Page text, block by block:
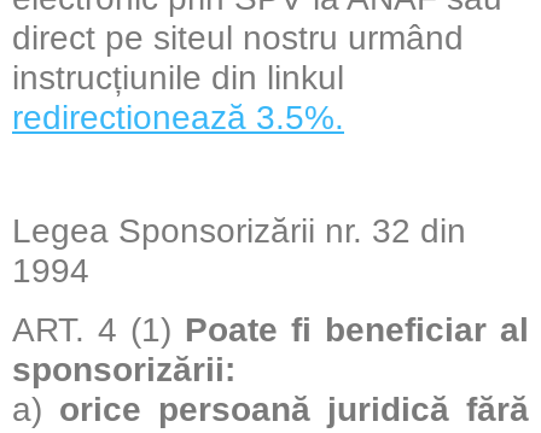
direct pe siteul nostru urmând
instrucțiunile din linkul
redirectionează 3.5%.
Legea Sponsorizării nr. 32 din
1994
ART. 4 (1) Poate fi beneficiar al
sponsorizării:
a) orice persoană juridică fără